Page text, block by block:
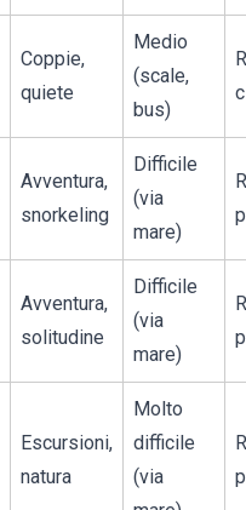
Coppie,
quiete
Medio
(scale,
bus)
Avventura,
snorkeling
Difficile
(via
mare)
Avventura,
solitudine
Difficile
(via
mare)
Escursioni,
natura
Molto
difficile
(via